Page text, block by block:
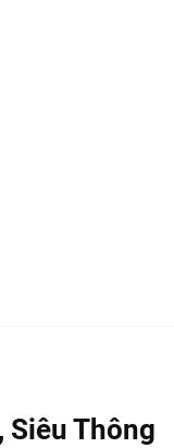
Siêu Thông